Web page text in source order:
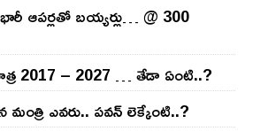
ఆప‌ర్ల‌తో బ‌య్య‌ర్లు… @ 300
2017 – 2027 … తేడా ఏంటి..?
ఎవ‌రు.. ప‌వ‌న్ లెక్కేంటి..?